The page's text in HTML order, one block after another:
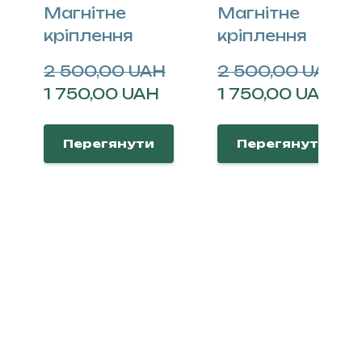
Магнітне
кріплення
2 500,00 UAH
1 750,00 UAH
Перегянути
Магнітне
кріплення
2 500,00 UAH
1 750,00 UAH
Перегянути